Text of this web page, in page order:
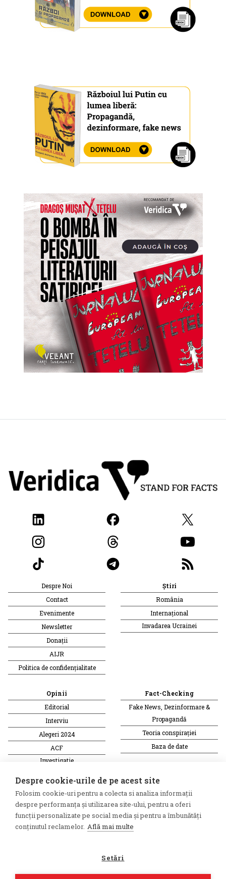
Despre Noi
Contact
Evenimente
Newsletter
Donații
AIJR
Politica de confidențialitate
Știri
România
Internațional
Invadarea Ucrainei
Opinii
Editorial
Interviu
Alegeri 2024
ACF
Investigatie
Fact-Checking
Fake News, Dezinformare &
Propagandă
Teoria conspirației
Baza de date
Monitor media
Revista presei fake
Presa rusă independentă
Multimedia
Podcast
Despre cookie-urile de pe acest site
Folosim cookie-uri pentru a colecta si analiza informații
despre performanța și utilizarea site-ului, pentru a oferi
funcții personalizate pe social media și pentru a îmbunătăți
conținutul reclamelor. Află mai multe
Setări